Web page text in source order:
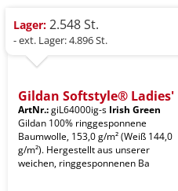
Lager: 2.548 St.
- ext. Lager: 4.896 St.
Gildan Softstyle® Ladies'
ArtNr.:giL64000ig-s Irish Green
Gildan 100% ringgesponnene
Baumwolle, 153,0 g/m² (Weiß 144,0
g/m²). Hergestellt aus unserer
weichen, ringgesponnenen Ba